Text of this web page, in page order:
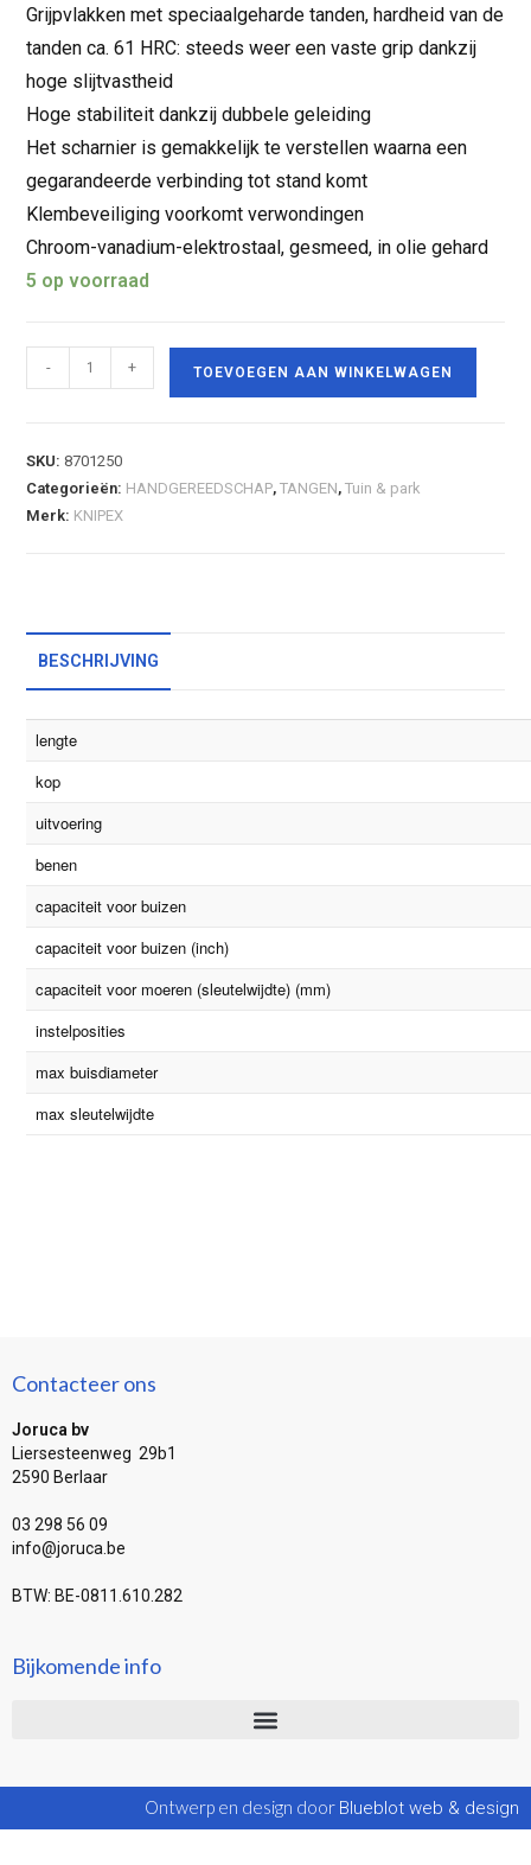
Grijpvlakken met speciaalgeharde tanden, hardheid van de
tanden ca. 61 HRC: steeds weer een vaste grip dankzij
hoge slijtvastheid
Hoge stabiliteit dankzij dubbele geleiding
Het scharnier is gemakkelijk te verstellen waarna een
gegarandeerde verbinding tot stand komt
Klembeveiliging voorkomt verwondingen
Chroom-vanadium-elektrostaal, gesmeed, in olie gehard
5 op voorraad
- + TOEVOEGEN AAN WINKELWAGEN
SKU:8701250
Categorieën: HANDGEREEDSCHAP,TANGEN,Tuin & park
Merk: KNIPEX
BESCHRIJVING
lengte
kop
uitvoering
benen
capaciteit voor buizen
capaciteit voor buizen (inch)
capaciteit voor moeren (sleutelwijdte) (mm)
instelposities
max buisdiameter
max sleutelwijdte
Contacteer ons
Joruca bv
Liersesteenweg 29b1
2590 Berlaar
03 298 56 09
info@joruca.be
BTW: BE-0811.610.282
Bijkomende info
Ontwerp en design door Blueblot web & design